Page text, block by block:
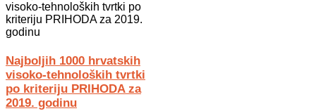
Najboljih 1000 hrvatskih
visoko-tehnoloških tvrtki
po kriteriju PRIHODA za
2019. godinu